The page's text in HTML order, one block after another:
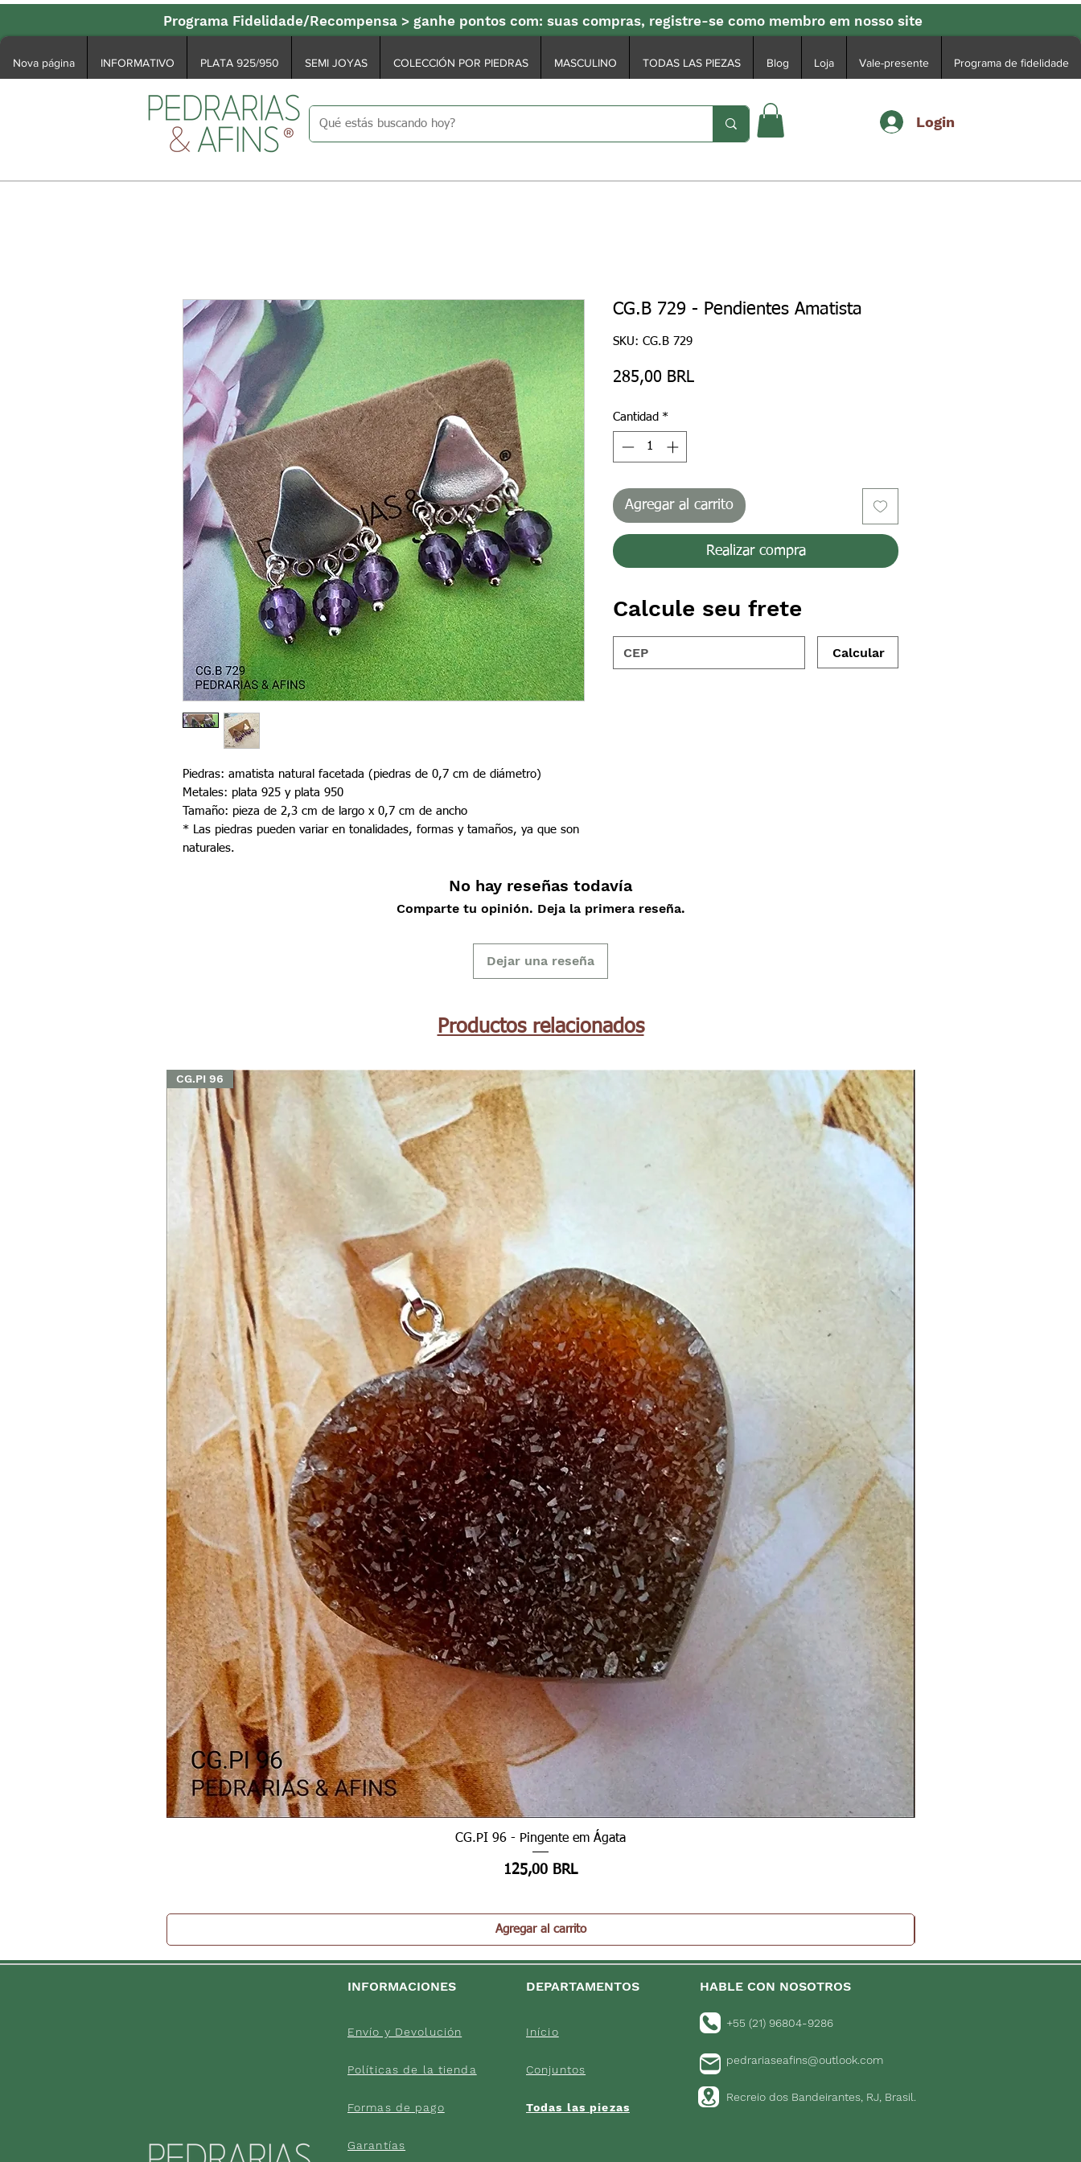
Programa Fidelidade/Recompensa > ganhe pontos com: suas compras, registre-se como membro em nosso site
Nova página INFORMATIVO PLATA 925/950 SEMI JOYAS COLECCIÓN POR PIEDRAS MASCULINO TODAS LAS PIEZAS Blog Loja Vale-presente Programa de fidelidade
Login
Piedras: amatista natural facetada (piedras de 0,7 cm de diámetro)
Metales: plata 925 y plata 950
Tamaño: pieza de 2,3 cm de largo x 0,7 cm de ancho
* Las piedras pueden variar en tonalidades, formas y tamaños, ya que son
naturales.
CG.B 729 - Pendientes Amatista
SKU: CG.B 729
285,00 BRLPrecio
Cantidad *
Agregar al carrito
Realizar compra
Calcule seu frete
Calcular
No hay reseñas todavía
Comparte tu opinión. Deja la primera reseña.
Dejar una reseña
Productos relacionados
Vista rápida
CG.PI 96
CG.PI 96 - Pingente em Ágata
Precio
125,00 BRL
Agregar al carrito
INFORMACIONES
Envío y Devolución
Políticas de la tienda
Formas de pago
Garantías
DEPARTAMENTOS HABLE CON NOSOTROS
Início
Conjuntos
Todas las piezas
+55 (21) 96804-9286
pedrariaseafins@outlook.com
Recreio dos Bandeirantes, RJ, Brasil.